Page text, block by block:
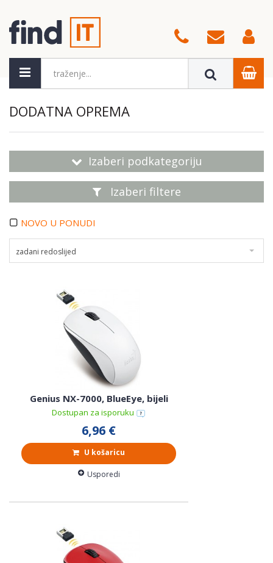
DODATNA OPREMA
Izaberi podkategoriju
Izaberi filtere
NOVO U PONUDI
zadani redoslijed
Genius NX-7000, BlueEye, bijeli
Dostupan za isporuku
6,96 €
U košaricu
Usporedi